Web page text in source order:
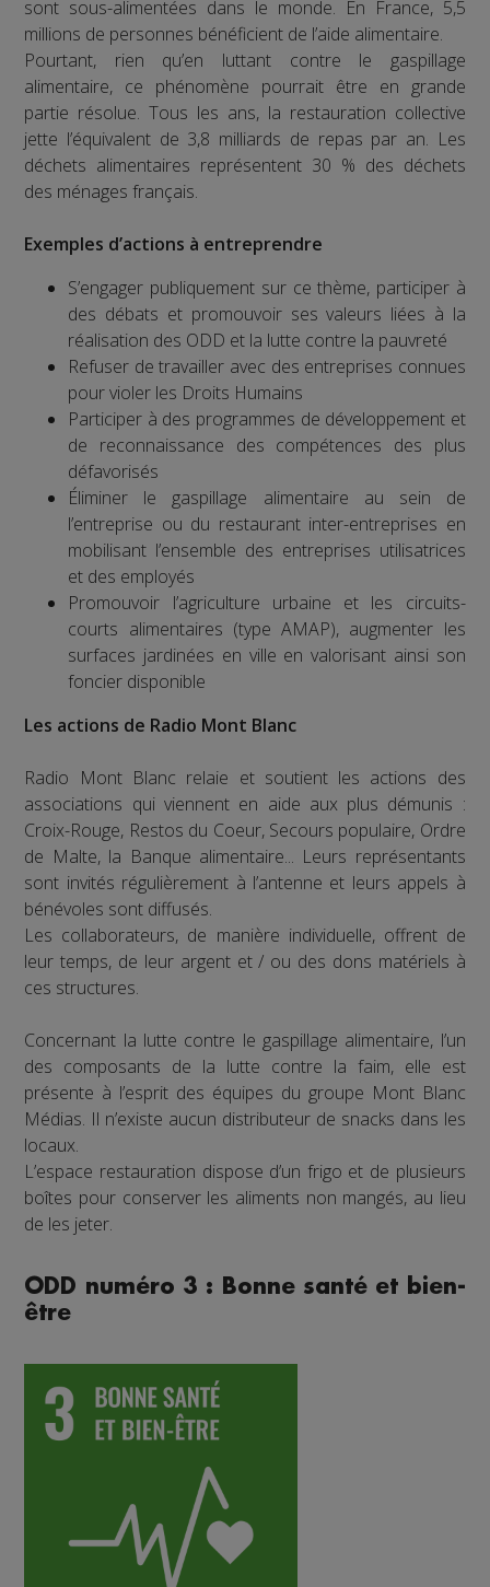
sont sous-alimentées dans le monde. En France, 5,5
millions de personnes bénéficient de l’aide alimentaire.
Pourtant, rien qu’en luttant contre le gaspillage
alimentaire, ce phénomène pourrait être en grande
partie résolue. Tous les ans, la restauration collective
jette l’équivalent de 3,8 milliards de repas par an. Les
déchets alimentaires représentent 30 % des déchets
des ménages français.
Exemples d’actions à entreprendre
S’engager publiquement sur ce thème, participer à
des débats et promouvoir ses valeurs liées à la
réalisation des ODD et la lutte contre la pauvreté
Refuser de travailler avec des entreprises connues
pour violer les Droits Humains
Participer à des programmes de développement et
de reconnaissance des compétences des plus
défavorisés
Éliminer le gaspillage alimentaire au sein de
l’entreprise ou du restaurant inter-entreprises en
mobilisant l’ensemble des entreprises utilisatrices
et des employés
Promouvoir l’agriculture urbaine et les circuits-
courts alimentaires (type AMAP), augmenter les
surfaces jardinées en ville en valorisant ainsi son
foncier disponible
Les actions de Radio Mont Blanc
Radio Mont Blanc relaie et soutient les actions des
associations qui viennent en aide aux plus démunis :
Croix-Rouge, Restos du Coeur, Secours populaire, Ordre
de Malte, la Banque alimentaire... Leurs représentants
sont invités régulièrement à l’antenne et leurs appels à
bénévoles sont diffusés.
Les collaborateurs, de manière individuelle, offrent de
leur temps, de leur argent et / ou des dons matériels à
ces structures.
Concernant la lutte contre le gaspillage alimentaire, l’un
des composants de la lutte contre la faim, elle est
présente à l’esprit des équipes du groupe Mont Blanc
Médias. Il n’existe aucun distributeur de snacks dans les
locaux.
L’espace restauration dispose d’un frigo et de plusieurs
boîtes pour conserver les aliments non mangés, au lieu
de les jeter.
ODD numéro 3 : Bonne santé et bien-
être